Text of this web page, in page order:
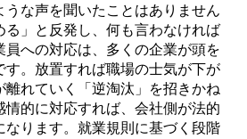
うな声を聞いたことはありません
る」と反発し、何も言わなければ
員への対応は、多くの企業が頭を
す。放置すれば職場の士気が下が
離れていく「逆淘汰」を招きかね
情的に対応すれば、会社側が法的
なります。就業規則に基づく段階